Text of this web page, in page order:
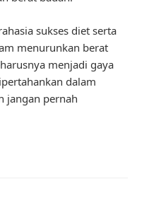
sukses diet serta
menurunkan berat
menjadi gaya
dalam
jangan pernah